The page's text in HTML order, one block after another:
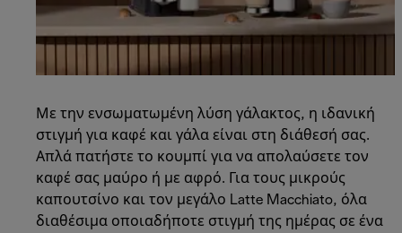
Με την ενσωματωμένη λύση γάλακτος, η ιδανική
στιγμή για καφέ και γάλα είναι στη διάθεσή σας.
Απλά πατήστε το κουμπί για να απολαύσετε τον
καφέ σας μαύρο ή με αφρό. Για τους μικρούς
καπουτσίνο και τον μεγάλο Latte Macchiato, όλα
διαθέσιμα οποιαδήποτε στιγμή της ημέρας σε ένα